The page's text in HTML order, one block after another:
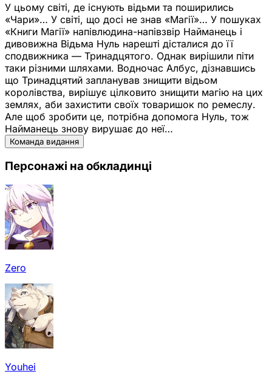
У цьому світі, де існують відьми та поширились
«Чари»… У світі, що досі не знав «Магії»… У пошуках
«Книги Магії» напівлюдина-напівзвір Найманець і
дивовижна Відьма Нуль нарешті дісталися до її
сподвижника — Тринадцятого. Однак вирішили піти
таки різними шляхами. Водночас Албус, дізнавшись
що Тринадцятий запланував знищити відьом
королівства, вирішує цілковито знищити магію на цих
землях, аби захистити своїх товаришок по ремеслу.
Але щоб зробити це, потрібна допомога Нуль, тож
Найманець знову вирушає до неї…
Команда видання
Персонажі на обкладинці
Zero
Youhei